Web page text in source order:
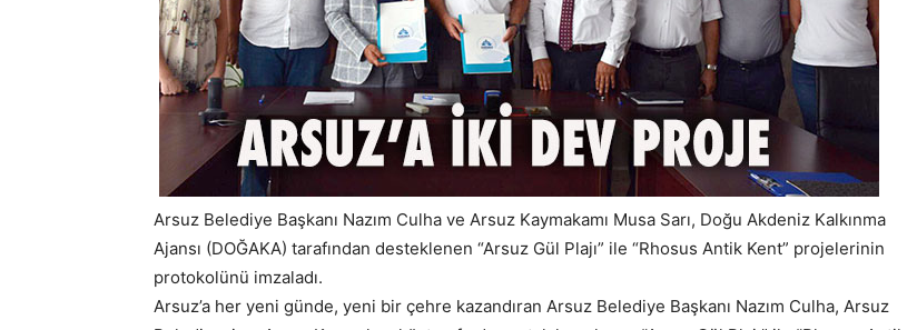
Arsuz Belediye Başkanı Nazım Culha ve Arsuz Kaymakamı Musa Sarı, Doğu Akdeniz Kalkınma
Ajansı (DOĞAKA) tarafından desteklenen “Arsuz Gül Plajı” ile “Rhosus Antik Kent” projelerinin
protokolünü imzaladı.
Arsuz’a her yeni günde, yeni bir çehre kazandıran Arsuz Belediye Başkanı Nazım Culha, Arsuz